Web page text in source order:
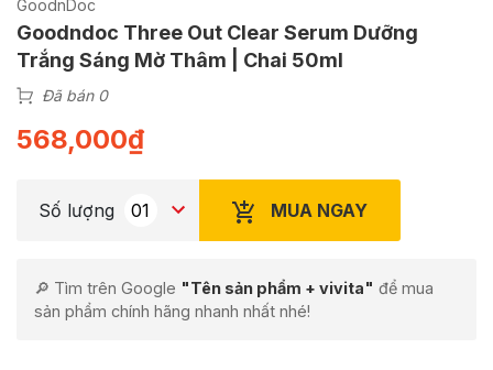
GoodnDoc
Goodndoc Three Out Clear Serum Dưỡng
Trắng Sáng Mờ Thâm | Chai 50ml
Đã bán 0
568,000₫
Số lượng MUA NGAY
🔎 Tìm trên Google "Tên sản phẩm + vivita" để mua
sản phẩm chính hãng nhanh nhất nhé!